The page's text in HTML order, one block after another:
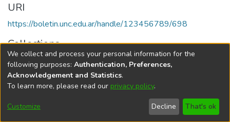
URI
https://boletin.unc.edu.ar/handle/123456789/698
Collections
Edición 001/2025 del 26 de mayo de 2025
Universidad Nacional de Córdoba
We collect and process your personal information for the
following purposes: Authentication, Preferences,
Acknowledgement and Statistics.
To learn more, please read our privacy policy.
Customize Decline That's ok